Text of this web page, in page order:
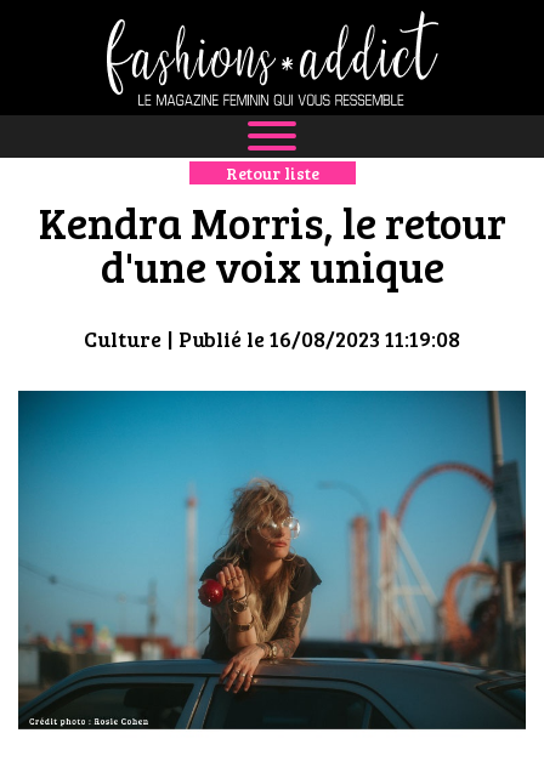
NEWS
MODE
BOUTIQUE
CULTURE
HIGH TECH
MAISON
AUTO
LIEUX TENDANCES
Retour liste
Kendra Morris, le retour
d'une voix unique
Culture | Publié le 16/08/2023 11:19:08